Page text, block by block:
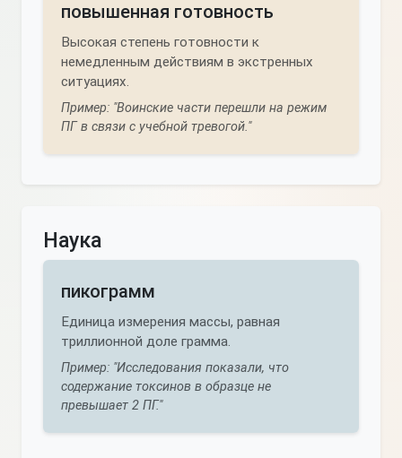
повышенная готовность
Высокая степень готовности к
немедленным действиям в экстренных
ситуациях.
Пример: "Воинские части перешли на режим
ПГ в связи с учебной тревогой."
Наука
пикограмм
Единица измерения массы, равная
триллионной доле грамма.
Пример: "Исследования показали, что
содержание токсинов в образце не
превышает 2 ПГ."